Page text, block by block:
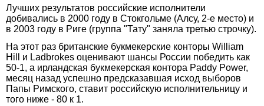
Лучших результатов российские исполнители
добивались в 2000 году в Стокгольме (Алсу, 2-е место) и
в 2003 году в Риге (группа "Тату" заняла третью строчку).
На этот раз британские букмекерские конторы William
Hill и Ladbrokes оценивают шансы России победить как
50-1, а ирландская букмекерская контора Paddy Power,
месяц назад успешно предсказавшая исход выборов
Папы Римского, ставит российскую исполнительницу и
того ниже - 80 к 1.